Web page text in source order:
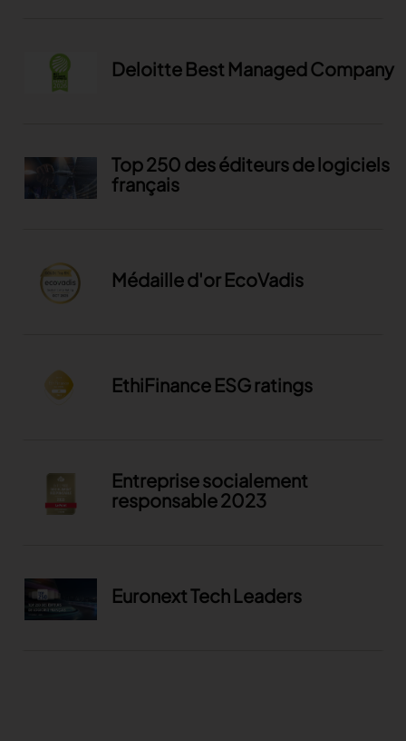
Deloitte Best Managed Company
Top 250 des éditeurs de logiciels
français
Médaille d'or EcoVadis
EthiFinance ESG ratings
Entreprise socialement
responsable 2023
Euronext Tech Leaders